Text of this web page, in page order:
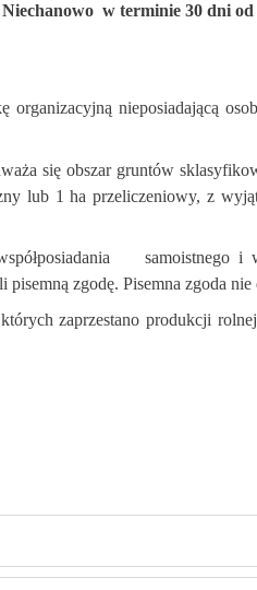
w terminie 30 dni od
nieposiadającą
się obszar gruntów
lub 1 ha przeliczeniowy, z
samoistnego i
zgodę. Pisemna zgoda nie
zaprzestano produkcji